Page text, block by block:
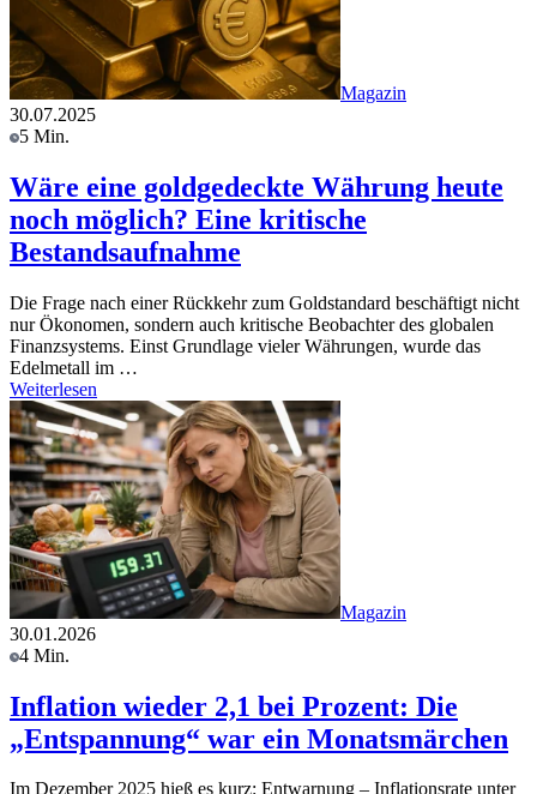
Magazin
30.07.2025
5 Min.
Wäre eine goldgedeckte Währung heute
noch möglich? Eine kritische
Bestandsaufnahme
Die Frage nach einer Rückkehr zum Goldstandard beschäftigt nicht
nur Ökonomen, sondern auch kritische Beobachter des globalen
Finanzsystems. Einst Grundlage vieler Währungen, wurde das
Edelmetall im …
Weiterlesen
Magazin
30.01.2026
4 Min.
Inflation wieder 2,1 bei Prozent: Die
„Entspannung“ war ein Monatsmärchen
Im Dezember 2025 hieß es kurz: Entwarnung – Inflationsrate unter